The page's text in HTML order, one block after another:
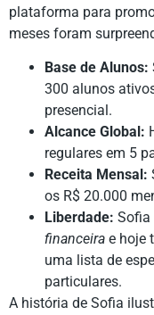
plataforma para
meses foram
Base de Alunos:
300 alunos
presencial.
Alcance Global:
regulares em 5
Receita Mensal:
os R$ 20.000
Liberdade: Sofia
financeira e hoje
uma lista de
particulares.
A história de Sofia